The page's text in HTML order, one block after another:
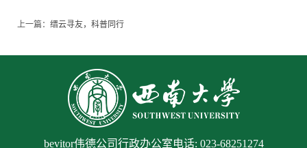
上一篇： 缙云寻友，科普同行
bevitor伟德公司行政办公室电话: 023-68251274